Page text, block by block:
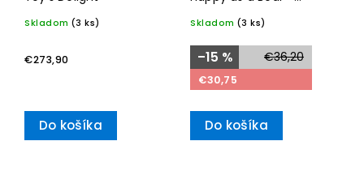
Skladom (3 ks)
€273,90
Do košíka
Skladom (3 ks)
€36,20
–15 %
€30,75
Do košíka